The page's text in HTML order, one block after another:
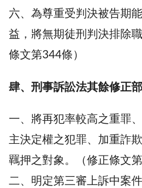
六、為尊重受判決被告期
益，將無期徒刑判決排除
條文第344條）
肆、刑事訴訟法其餘修正部
一、將再犯率較高之重罪
主決定權之犯罪、加重詐
羈押之對象。（修正條文
二、明定第三審上訴中案